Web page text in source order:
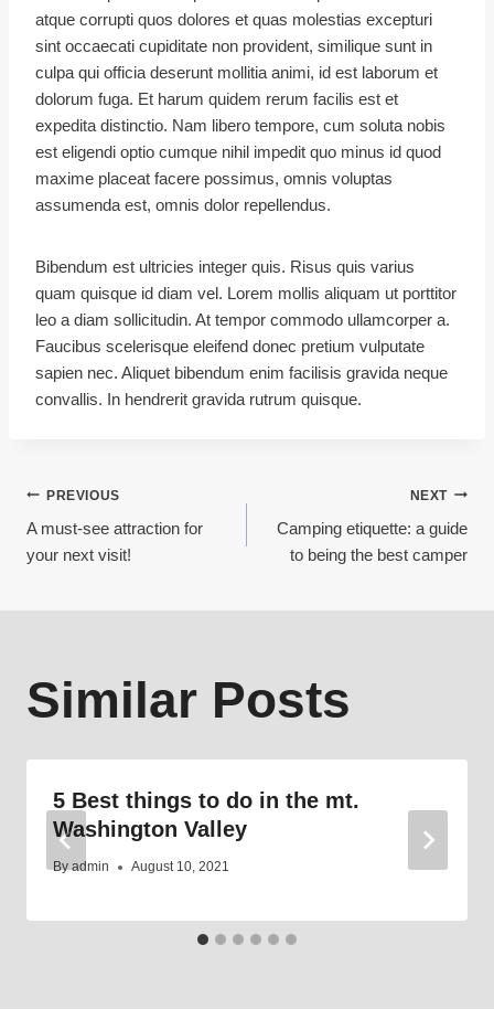
atque corrupti quos dolores et quas molestias excepturi
sint occaecati cupiditate non provident, similique sunt in
culpa qui officia deserunt mollitia animi, id est laborum et
dolorum fuga. Et harum quidem rerum facilis est et
expedita distinctio. Nam libero tempore, cum soluta nobis
est eligendi optio cumque nihil impedit quo minus id quod
maxime placeat facere possimus, omnis voluptas
assumenda est, omnis dolor repellendus.
Bibendum est ultricies integer quis. Risus quis varius
quam quisque id diam vel. Lorem mollis aliquam ut porttitor
leo a diam sollicitudin. At tempor commodo ullamcorper a.
Faucibus scelerisque eleifend donec pretium vulputate
sapien nec. Aliquet bibendum enim facilisis gravida neque
convallis. In hendrerit gravida rutrum quisque.
Post
navigation
PREVIOUS
A must-see attraction for
your next visit!
NEXT
Camping etiquette: a guide
to being the best camper
Similar Posts
5 Best things to do in the mt.
Washington Valley
By admin August 10, 2021